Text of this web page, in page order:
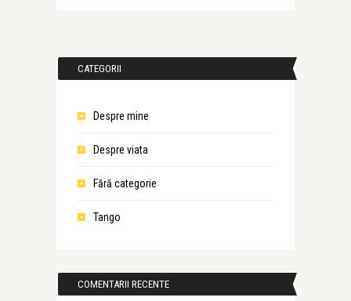
CATEGORII
Despre mine
Despre viata
Fără categorie
Tango
COMENTARII RECENTE